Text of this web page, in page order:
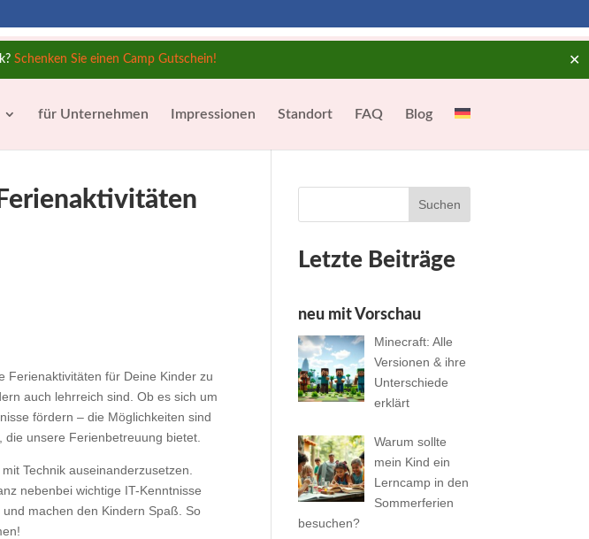
Schenken Sie einen Camp Gutschein! ✕
für Unternehmen Impressionen Standort FAQ Blog
Ferienaktivitäten für Deine Kinder zu
auch lehrreich sind. Ob es sich um
fördern – die Möglichkeiten sind
unsere Ferienbetreuung bietet.
Technik auseinanderzusetzen.
nebenbei wichtige IT-Kenntnisse
machen den Kindern Spaß. So
Suchen
Letzte Beiträge
neu mit Vorschau
Minecraft: Alle
Versionen & ihre
Unterschiede
erklärt
Warum sollte
mein Kind ein
Lerncamp in den
Sommerferien
besuchen?